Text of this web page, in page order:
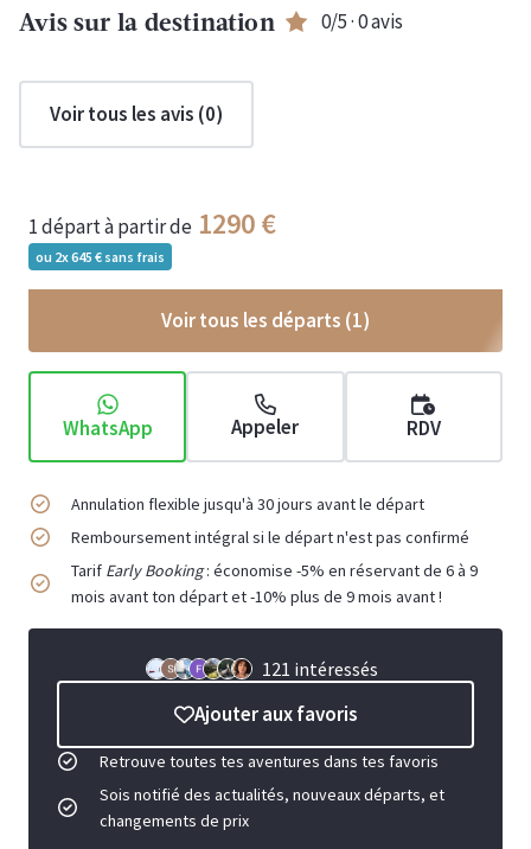
Avis sur la destination 0/5 ·0avis
Voir tous les avis (0)
1 départà partir de 1290
ou 2x645 sans frais
Voir tous les départs (1)
WhatsApp Appeler RDV
Annulation flexible jusqu'à 30 jours avant le départ
Remboursement intégral si le départ n'est pas confirmé
Tarif Early Booking: économise -5% en réservant de 6 à 9
mois avant ton départ et -10% plus de 9 mois avant !
121 intéressés
Ajouter aux favoris
Retrouve toutes tes aventures dans tes favoris
Sois notifié des actualités, nouveaux départs, et
changements de prix